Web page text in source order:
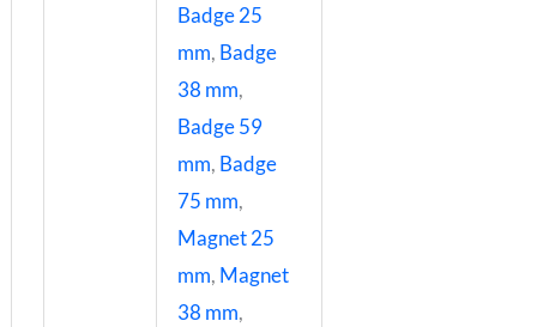
Badge 25
mm, Badge
38 mm,
Badge 59
mm, Badge
75 mm,
Magnet 25
mm, Magnet
38 mm,